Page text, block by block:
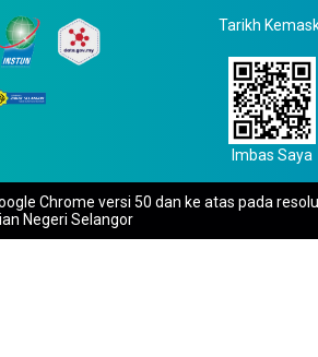
Tarikh
Imbas Saya
Chrome versi 50 dan ke atas pada
Negeri Selangor